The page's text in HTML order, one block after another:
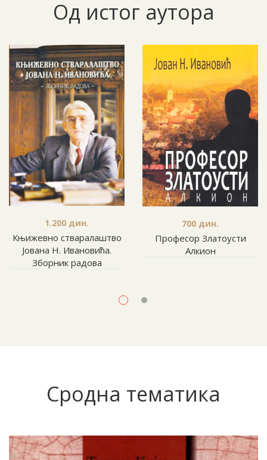
Од истог аутора
Књижевно стваралаштво
Јована Н. Ивановића.
Зборник радова
1.200 дин.
Професор Златоусти
Алкион
700 дин.
Сродна тематика